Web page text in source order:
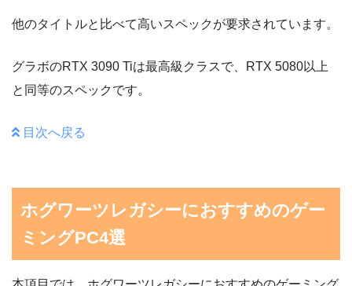
他のタイトルと比べて高いスペックが要求されています。
グラボのRTX 3090 Tiは最高級クラスで、RTX 5080以上
と同等のスペックです。
目次へ戻る
ホグワーツレガシーにおすすめのゲー
ミングPC4選